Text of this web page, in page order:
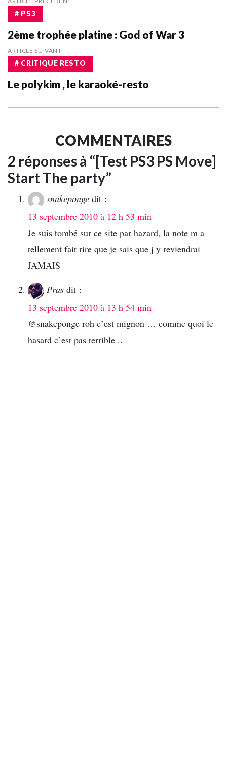
# PS3
2ème trophée platine : God of War 3
ARTICLE SUIVANT
# CRITIQUE RESTO
Le polykim , le karaoké-resto
COMMENTAIRES
2 réponses à “[Test PS3 PS Move]
Start The party”
snakeponge dit :
13 septembre 2010 à 12 h 53 min
Je suis tombé sur ce site par hazard, la note m a
tellement fait rire que je sais que j y reviendrai
JAMAIS
Pras dit :
13 septembre 2010 à 13 h 54 min
@snakeponge roh c’est mignon … comme quoi le
hasard c’est pas terrible ..